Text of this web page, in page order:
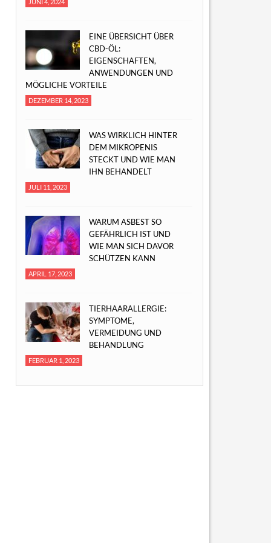
EINE ÜBERSICHT ÜBER
CBD-ÖL:
EIGENSCHAFTEN,
ANWENDUNGEN UND
MÖGLICHE VORTEILE
DEZEMBER 14, 2023
WAS WIRKLICH HINTER
DEM MIKROPENIS
STECKT UND WIE MAN
IHN BEHANDELT
JULI 11, 2023
WARUM ASBEST SO
GEFÄHRLICH IST UND
WIE MAN SICH DAVOR
SCHÜTZEN KANN
APRIL 17, 2023
TIERHAARALLERGIE:
SYMPTOME,
VERMEIDUNG UND
BEHANDLUNG
FEBRUAR 1, 2023